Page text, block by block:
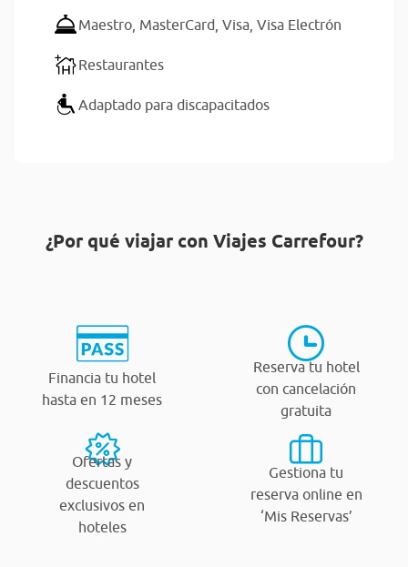
Maestro, MasterCard, Visa, Visa Electrón
Restaurantes
Adaptado para discapacitados
¿Por qué viajar con Viajes Carrefour?
Financia tu hotel
hasta en 12 meses
Reserva tu hotel
con cancelación
gratuita
Ofertas y
descuentos
exclusivos en
hoteles
Gestiona tu
reserva online en
‘Mis Reservas’